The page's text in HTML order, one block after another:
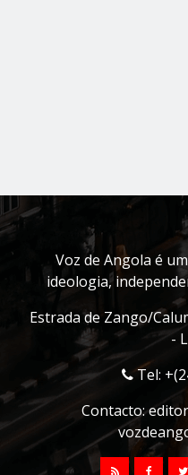
Voz de Angola é
ideologia,
Estrada de Zango/
-
Tel:
Contacto: